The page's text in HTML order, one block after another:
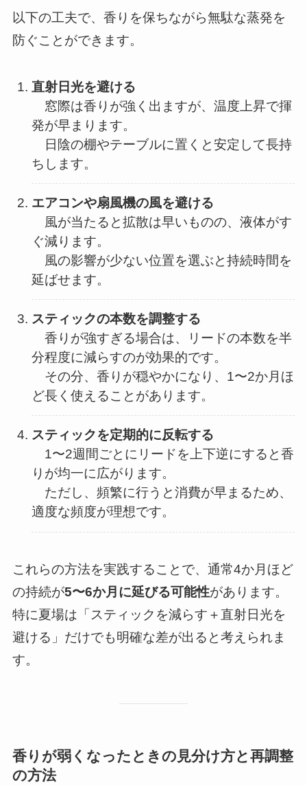
以下の工夫で、香りを保ちながら無駄な蒸発を
防ぐことができます。
直射日光を避ける
窓際は香りが強く出ますが、温度上昇で揮
発が早まります。
日陰の棚やテーブルに置くと安定して長持
ちします。
エアコンや扇風機の風を避ける
風が当たると拡散は早いものの、液体がす
ぐ減ります。
風の影響が少ない位置を選ぶと持続時間を
延ばせます。
スティックの本数を調整する
香りが強すぎる場合は、リードの本数を半
分程度に減らすのが効果的です。
その分、香りが穏やかになり、1〜2か月ほ
ど長く使えることがあります。
スティックを定期的に反転する
1〜2週間ごとにリードを上下逆にすると香
りが均一に広がります。
ただし、頻繁に行うと消費が早まるため、
適度な頻度が理想です。
これらの方法を実践することで、通常4か月ほど
の持続が5〜6か月に延びる可能性があります。
特に夏場は「スティックを減らす＋直射日光を
避ける」だけでも明確な差が出ると考えられま
す。
香りが弱くなったときの見分け方と再調整
の方法